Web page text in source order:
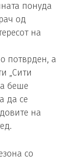
понуда
од
на
потврден, а
„Сити
беше
да се
на
со